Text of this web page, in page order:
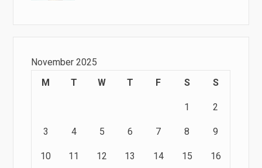
November 2025
M
T W T F S S
1 2
3 4 5 6 7 8 9
10 11 12 13 14 15 16